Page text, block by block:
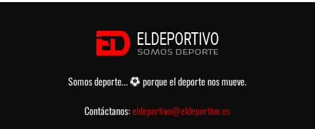
Somos deporte...
porque el deporte nos mueve.
Contáctanos:eldeportivo@eldeportivo.es